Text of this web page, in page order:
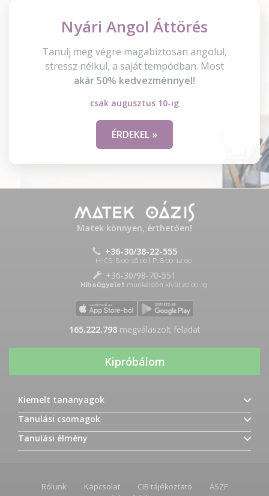
Nyári Angol Áttörés
Tanulj meg végre magabiztosan angolul,
stressz nélkül, a saját tempódban. Most
akár 50% kedvezménnyel!
csak augusztus 10-ig
ÉRDEKEL »
Matek könnyen, érthetően!
+36-30/38-22-555
H-CS: 8:00-16:00 | P: 8:00-12:00
+36-30/98-70-551
Hibaügyelet munkaidőn kívül 20:00-ig
165.222.907megválaszolt feladat
Kipróbálom
Kiemelt tananyagok
Tanulási csomagok
Tanulási élmény
Rólunk Kapcsolat CIB tájékoztató
ÁSZF